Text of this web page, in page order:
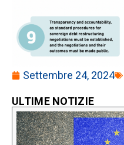
Settembre 24, 2024
ULTIME NOTIZIE